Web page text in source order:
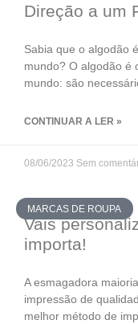
Direção a um
Sabia que o algodão
mundo? O algodão é
mundo: são
CONTINUAR A LER »
08/06/2023 Sem
MARCAS DE ROUPA
Vais
importa!
A esmagadora
impressão de
melhor método de